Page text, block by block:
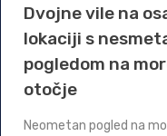
Dvojne vile na
lokaciji s
pogledom na
otočje
Neometan pogled na